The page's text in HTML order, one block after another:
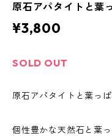
原石アパタイトと葉
¥3,800
SOLD OUT
原石アパタイトと葉っ
個性豊かな天然石と葉